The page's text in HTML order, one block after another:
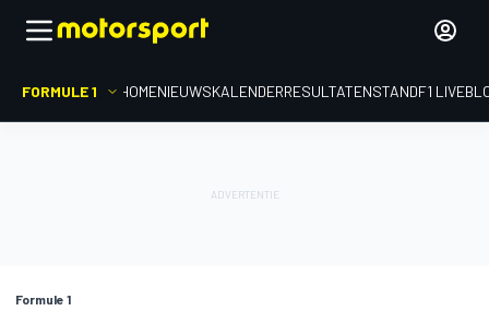
FORMULE 1 HOMENIEUWSKALENDERRESULTATENSTANDF1
Formule 1